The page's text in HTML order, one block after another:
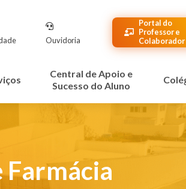
Ouvidoria
Portal do
Professor e
Colaborador
Central de Apoio e
Sucesso do Aluno
Farmácia